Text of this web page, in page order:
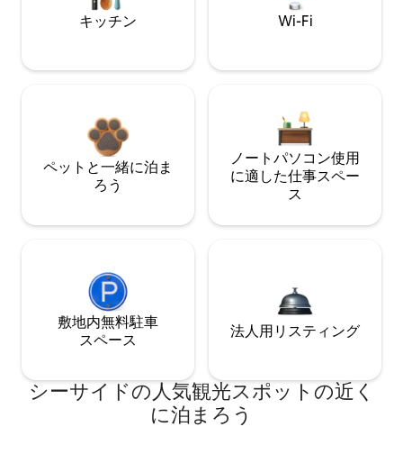
キッチン Wi-Fi
ペットと一緒に泊ま
ろう
ノートパソコン使用
に適した仕事スペー
ス
敷地内無料駐⁠車
ス⁠ペ⁠ー⁠ス
法人用リスティング
シーサイドの人気観光スポットの近く
に泊まろう